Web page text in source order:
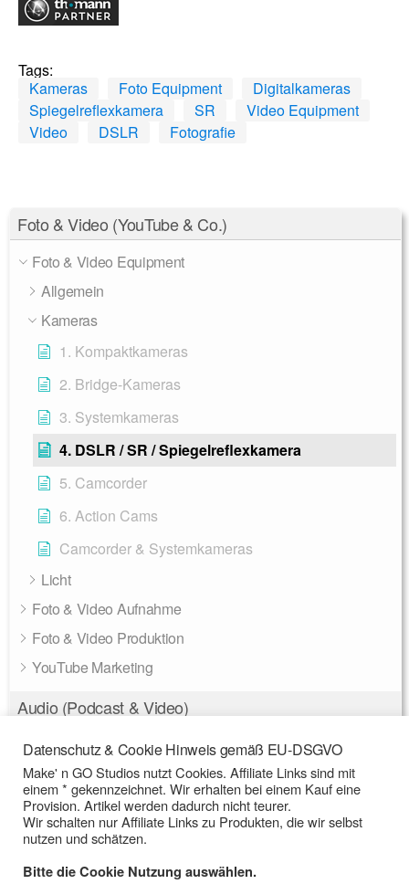
Foto & Video (YouTube & Co.)
Foto & Video Equipment
Allgemein
Kameras
1. Kompaktkameras
2. Bridge-Kameras
3. Systemkameras
4. DSLR / SR / Spiegelreflexkamera
5. Camcorder
6. Action Cams
Camcorder & Systemkameras
Licht
Foto & Video Aufnahme
Foto & Video Produktion
YouTube Marketing
Audio (Podcast & Video)
Audio Equipment
Audio Produktion
Podcast Marketing
Tags:
Kameras
Foto Equipment
Digitalkameras
Spiegelreflexkamera
SR
Video Equipment
Video
DSLR Fotografie
Datenschutz & Cookie Hinweis gemäß EU-DSGVO
Make' n GO Studios nutzt Cookies. Affiliate Links sind mit
einem * gekennzeichnet. Wir erhalten bei einem Kauf eine
Provision. Artikel werden dadurch nicht teurer.
Wir schalten nur Affiliate Links zu Produkten, die wir selbst
nutzen und schätzen.
Bitte die Cookie Nutzung auswählen.